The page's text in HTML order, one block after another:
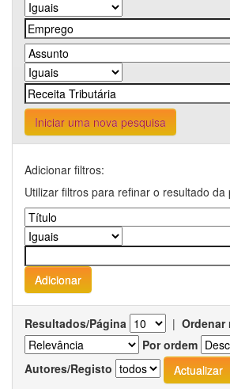
Iniciar uma nova pesquisa
Adicionar filtros:
Utilizar filtros para refinar o resultado da
Resultados/Página |
Por ordem
Autores/Registo